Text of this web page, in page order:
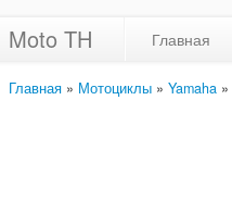
Moto TH Главная
Главная » Мотоциклы » Yamaha »